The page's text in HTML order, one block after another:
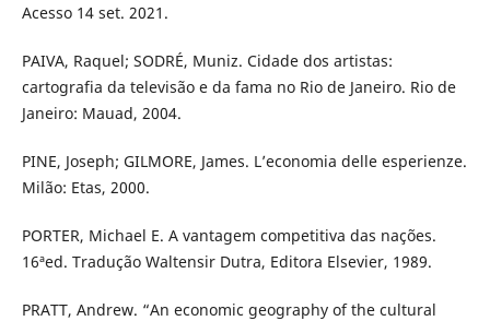
Acesso 14 set. 2021.
PAIVA, Raquel; SODRÉ, Muniz. Cidade dos artistas:
cartografia da televisão e da fama no Rio de Janeiro. Rio de
Janeiro: Mauad, 2004.
PINE, Joseph; GILMORE, James. L’economia delle esperienze.
Milão: Etas, 2000.
PORTER, Michael E. A vantagem competitiva das nações.
16ªed. Tradução Waltensir Dutra, Editora Elsevier, 1989.
PRATT, Andrew. “An economic geography of the cultural